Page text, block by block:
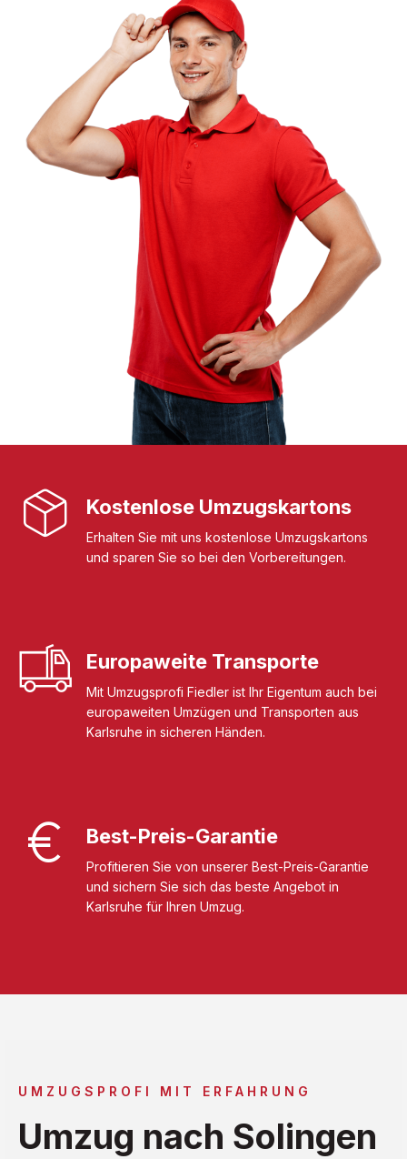
Kostenlose Umzugskartons
Erhalten Sie mit uns kostenlose Umzugskartons
und sparen Sie so bei den Vorbereitungen.
Europaweite Transporte
Mit Umzugsprofi Fiedler ist Ihr Eigentum auch bei
europaweiten Umzügen und Transporten aus
Karlsruhe in sicheren Händen.
Best-Preis-Garantie
Profitieren Sie von unserer Best-Preis-Garantie
und sichern Sie sich das beste Angebot in
Karlsruhe für Ihren Umzug.
UMZUGSPROFI MIT ERFAHRUNG
Umzug nach Solingen